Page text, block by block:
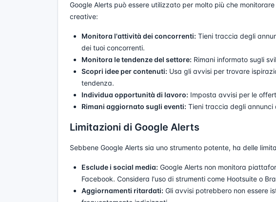
Google Alerts può essere utilizzato per molto più che
creative:
Monitora l'attività dei concorrenti: Tieni traccia degli
dei tuoi concorrenti.
Monitora le tendenze del settore: Rimani informato sugli
Scopri idee per contenuti: Usa gli avvisi per trovare
tendenza.
Individua opportunità di lavoro: Imposta avvisi per le
Rimani aggiornato sugli eventi: Tieni traccia degli annunci
Limitazioni di Google Alerts
Sebbene Google Alerts sia uno strumento potente, ha delle
Esclude i social media: Google Alerts non monitora
Facebook. Considera l'uso di strumenti come Hootsuite o
Aggiornamenti ritardati: Gli avvisi potrebbero non essere